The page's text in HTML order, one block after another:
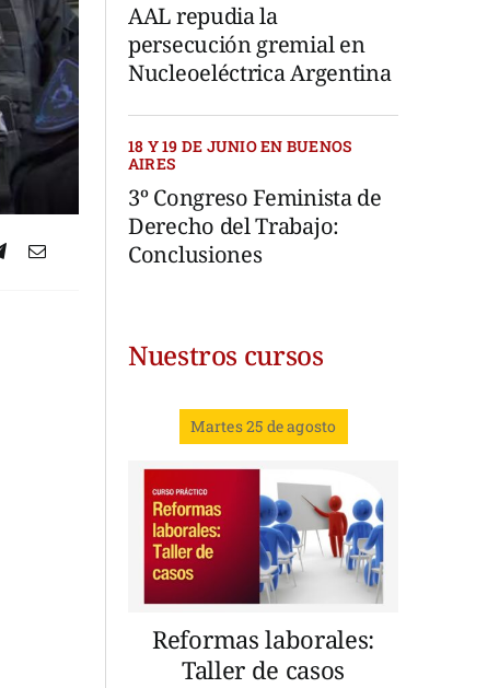
AAL repudia la
persecución gremial en
Nucleoeléctrica Argentina
18 Y 19 DE JUNIO EN BUENOS
AIRES
3º Congreso Feminista de
Derecho del Trabajo:
Conclusiones
Nuestros cursos
Martes 25 de agosto
Reformas laborales:
Taller de casos